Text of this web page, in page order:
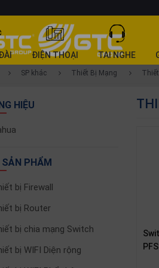
ĐIỆN THOẠI TAI NGHE
SP khác Thiết Bị Mạng
HIỆU
SẢN PHẨM
bị Firewall
bị Router
bị chia mạng Switch
bị WIFI Diện rộng